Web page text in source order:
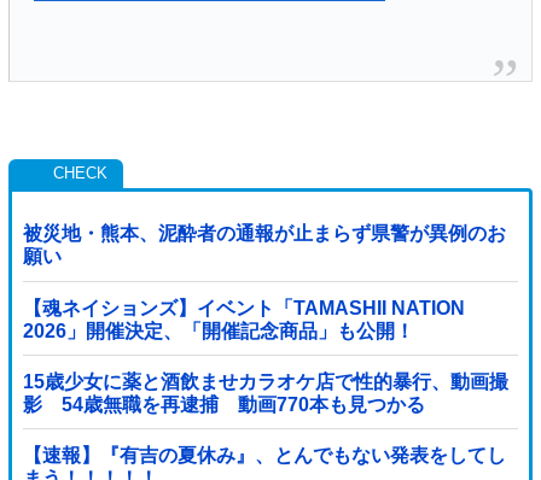
被災地・熊本、泥酔者の通報が止まらず県警が異例のお
願い
【魂ネイションズ】イベント「TAMASHII NATION
2026」開催決定、「開催記念商品」も公開！
15歳少女に薬と酒飲ませカラオケ店で性的暴行、動画撮
影 54歳無職を再逮捕 動画770本も見つかる
【速報】『有吉の夏休み』、とんでもない発表をしてし